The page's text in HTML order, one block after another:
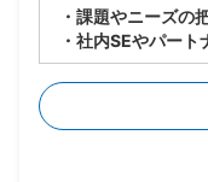
・課題やニーズの
・社内SEやパー
化・調整の実施
・見積書・提案書
・トラブル発生時
・事業計画数値に